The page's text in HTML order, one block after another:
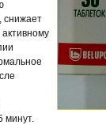
снижает
минут.